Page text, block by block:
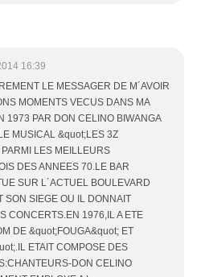
16:39
LE MESSAGER DE M´AVOIR
MOMENTS VECUS DANS MA
1973 PAR DON CELINO BIWANGA
MUSICAL &quot;LES 3Z
LES MEILLEURS
DES ANNEES 70.LE BAR
SUR L´ACTUEL BOULEVARD
SON SIEGE OU IL DONNAIT
CONCERTS.EN 1976,IL A ETE
DE &quot;FOUGA&quot; ET
ETAIT COMPOSE DES
DON CELINO